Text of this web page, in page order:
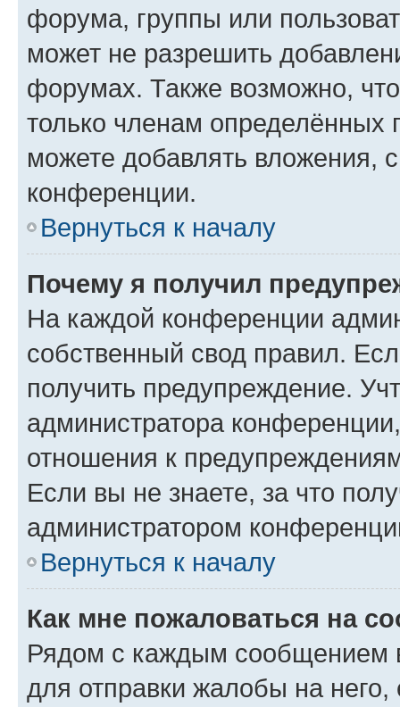
форума, группы или
может не разрешить
форумах. Также возможно,
только членам определённых
можете добавлять вложения,
конференции.
Вернуться к началу
Почему я получил
На каждой конференции
собственный свод правил.
получить предупреждение.
администратора
отношения к
Если вы не знаете, за что
администратором
Вернуться к началу
Как мне пожаловаться на
Рядом с каждым сообщением
для отправки жалобы на